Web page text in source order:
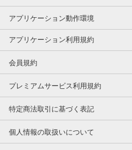
アプリケーション動作環境
アプリケーション利用規約
会員規約
プレミアムサービス利用規約
特定商法取引に基づく表記
個人情報の取扱いについて